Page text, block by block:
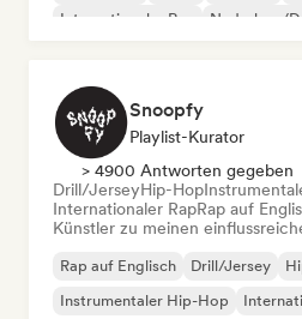
Internationaler Rap
Nederhop/
Snoopfy
Playlist-Kurator
> 4900 Antworten gegeben
Drill/JerseyHip-Hop
Internationaler RapRap auf
Künstler zu meinen
Rap auf Englisch Drill/Jersey
Instrumentaler Hip-Hop